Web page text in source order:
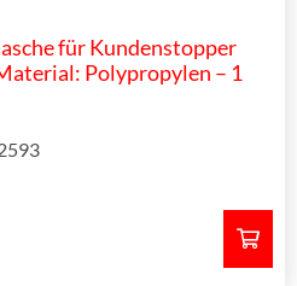
für Kundenstopper
Polypropylen – 1